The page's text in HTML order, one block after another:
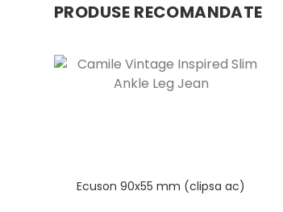
PRODUSE RECOMANDATE
Ecuson 90x55 mm (clipsa ac)